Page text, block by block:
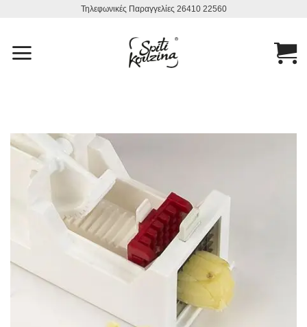
Τηλεφωνικές Παραγγελίες 26410 22560